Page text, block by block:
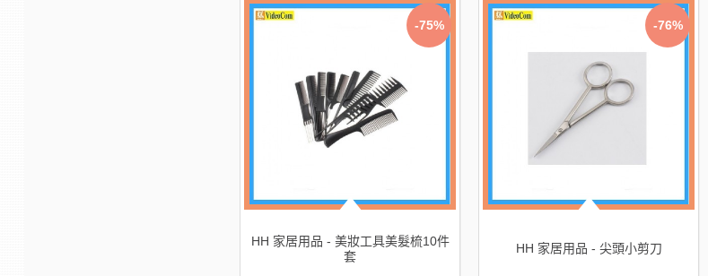
-75%
HH 家居用品 - 美妝工具美髮梳10件
套
-76%
HH 家居用品 - 尖頭小剪刀